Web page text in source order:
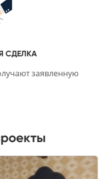
СДЕЛКА
заявленную